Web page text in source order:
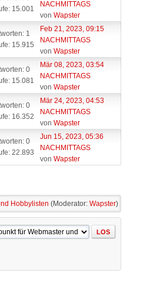
15.001
NACHMITTAGS
vonWapster
1
15.915
Feb 21, 2023, 09:15
NACHMITTAGS
vonWapster
0
15.081
Mär 08, 2023, 03:54
NACHMITTAGS
vonWapster
0
16.352
Mär 24, 2023, 04:53
NACHMITTAGS
vonWapster
0
22.893
Jun 15, 2023, 05:36
NACHMITTAGS
vonWapster
Hobbylisten (Moderator: Wapster)